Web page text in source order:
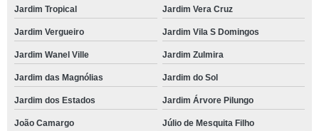
Jardim Tropical Jardim Vera Cruz
Jardim Vergueiro Jardim Vila S Domingos
Jardim Wanel Ville Jardim Zulmira
Jardim das Magnólias Jardim do Sol
Jardim dos Estados Jardim Árvore Pilungo
João Camargo Júlio de Mesquita Filho